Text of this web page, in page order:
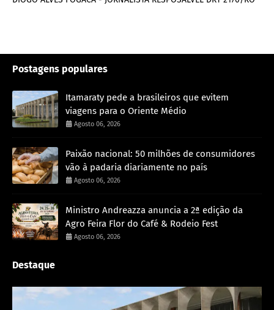
Postagens populares
Itamaraty pede a brasileiros que evitem
viagens para o Oriente Médio
Agosto 06, 2026
Paixão nacional: 50 milhões de consumidores
vão à padaria diariamente no país
Agosto 06, 2026
Ministro Andreazza anuncia a 2ª edição da
Agro Feira Flor do Café & Rodeio Fest
Agosto 06, 2026
Destaque